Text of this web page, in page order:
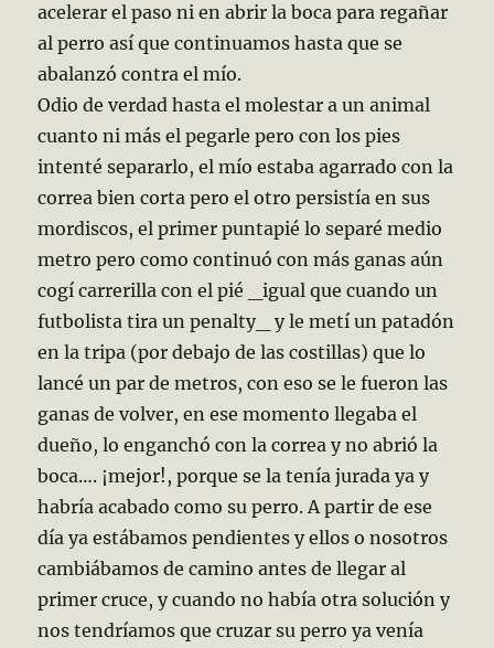
acelerar el paso ni en abrir la boca para regañar
al perro así que continuamos hasta que se
abalanzó contra el mío.
Odio de verdad hasta el molestar a un animal
cuanto ni más el pegarle pero con los pies
intenté separarlo, el mío estaba agarrado con la
correa bien corta pero el otro persistía en sus
mordiscos, el primer puntapié lo separé medio
metro pero como continuó con más ganas aún
cogí carrerilla con el pié _igual que cuando un
futbolista tira un penalty_ y le metí un patadón
en la tripa (por debajo de las costillas) que lo
lancé un par de metros, con eso se le fueron las
ganas de volver, en ese momento llegaba el
dueño, lo enganchó con la correa y no abrió la
boca…. ¡mejor!, porque se la tenía jurada ya y
habría acabado como su perro. A partir de ese
día ya estábamos pendientes y ellos o nosotros
cambiábamos de camino antes de llegar al
primer cruce, y cuando no había otra solución y
nos tendríamos que cruzar su perro ya venía